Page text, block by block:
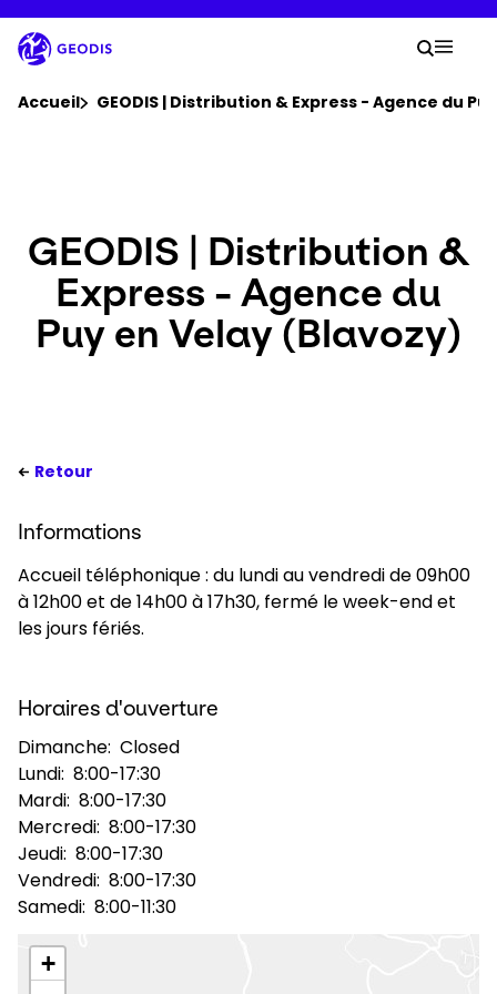
au
contenu
principal
Newsroom
Carrière
Localisations
France - FR
Accueil GEODIS | Distribution & Express - Agence du
GEODIS | Distribution &
Express - Agence du
Puy en Velay (Blavozy)
Retour
Informations
Accueil téléphonique : du lundi au vendredi de 09h00
à 12h00 et de 14h00 à 17h30, fermé le week-end et
les jours fériés.
Horaires d'ouverture
Dimanche: Closed
Lundi: 8:00-17:30
Mardi: 8:00-17:30
Mercredi: 8:00-17:30
Jeudi: 8:00-17:30
Vendredi: 8:00-17:30
Samedi: 8:00-11:30
+